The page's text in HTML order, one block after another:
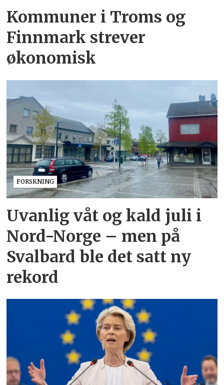
Kommuner i Troms og
Finnmark strever
økonomisk
FORSKNING
Uvanlig våt og kald juli i
Nord-Norge – men på
Svalbard ble det satt ny
rekord